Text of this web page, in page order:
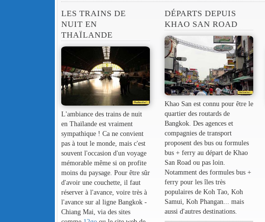
LES TRAINS DE
NUIT EN
THAÏLANDE
L'ambiance des trains de nuit
en Thaïlande est vraiment
sympathique ! Ca ne convient
pas à tout le monde, mais c'est
souvent l'occasion d'un voyage
mémorable même si on profite
moins du paysage. Pour être sûr
d'avoir une couchette, il faut
réserver à l'avance, voire très à
l'avance sur al ligne Bangkok -
Chiang Mai, via des sites
DÉPARTS DEPUIS
KHAO SAN ROAD
Khao San est connu pour être le
quartier des routards de
Bangkok. Des agences et
compagnies de transport
proposent des bus ou formules
bus + ferry au départ de Khao
San Road ou pas loin.
Notamment des formules bus +
ferry pour les îles très
populaires de Koh Tao, Koh
Samui, Koh Phangan... mais
aussi d'autres destinations.